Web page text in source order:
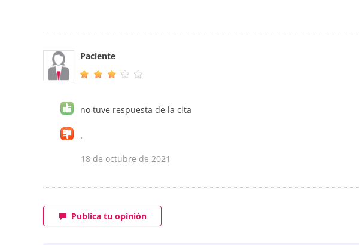
Paciente
no tuve respuesta de la cita
.
18 de octubre de 2021
Publica tu opinión